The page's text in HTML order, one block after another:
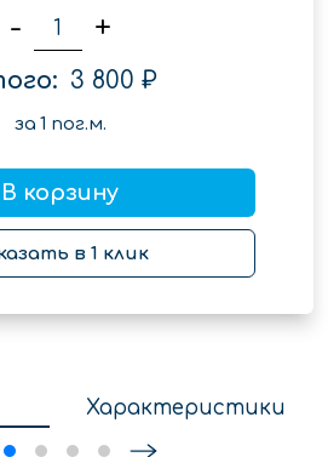
- +
3 800 ₽
за 1 пог.м.
В корзину
в 1 клик
Характеристики